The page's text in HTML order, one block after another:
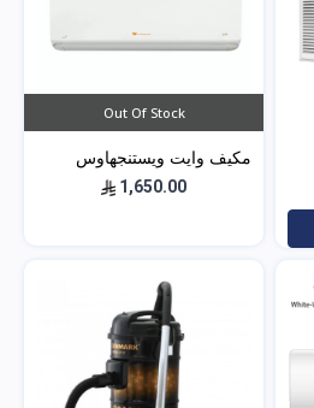
Out Of Stock
مكيف وايت ويستنجهاوس
اسبليت جولد 18500 بارد1,650.00